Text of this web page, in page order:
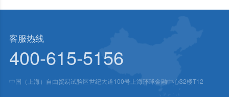
客服热线
400-615-5156
中国（上海）自由贸易试验区世纪大道100号上海环球金融中心32楼T12